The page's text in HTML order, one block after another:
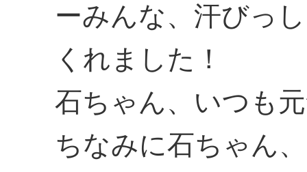
ーみんな、汗びっ
くれました！
石ちゃん、いつも
ちなみに石ちゃん